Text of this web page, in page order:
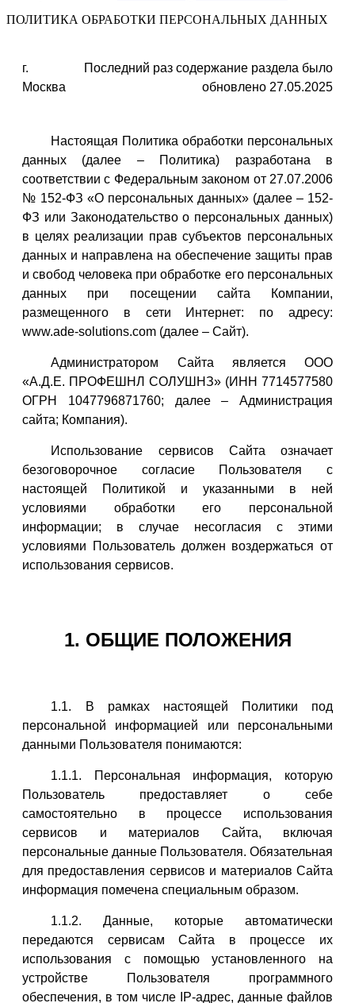
ПОЛИТИКА ОБРАБОТКИ ПЕРСОНАЛЬНЫХ ДАННЫХ
г.
Москва
Последний раз содержание раздела было
обновлено 27.05.2025
Настоящая Политика обработки персональных
данных (далее – Политика) разработана в
соответствии с Федеральным законом от 27.07.2006
№ 152-ФЗ «О персональных данных» (далее – 152-
ФЗ или Законодательство о персональных данных)
в целях реализации прав субъектов персональных
данных и направлена на обеспечение защиты прав
и свобод человека при обработке его персональных
данных при посещении сайта Компании,
размещенного в сети Интернет: по адресу:
www.ade-solutions.com (далее – Сайт).
Администратором Сайта является ООО
«А.Д.Е. ПРОФЕШНЛ СОЛУШНЗ» (ИНН 7714577580
ОГРН 1047796871760; далее – Администрация
сайта; Компания).
Использование сервисов Сайта означает
безоговорочное согласие Пользователя с
настоящей Политикой и указанными в ней
условиями обработки его персональной
информации; в случае несогласия с этими
условиями Пользователь должен воздержаться от
использования сервисов.
1. ОБЩИЕ ПОЛОЖЕНИЯ
1.1. В рамках настоящей Политики под
персональной информацией или персональными
данными Пользователя понимаются:
1.1.1. Персональная информация, которую
Пользователь предоставляет о себе
самостоятельно в процессе использования
сервисов и материалов Сайта, включая
персональные данные Пользователя. Обязательная
для предоставления сервисов и материалов Сайта
информация помечена специальным образом.
1.1.2. Данные, которые автоматически
передаются сервисам Сайта в процессе их
использования с помощью установленного на
устройстве Пользователя программного
обеспечения, в том числе IP-адрес, данные файлов